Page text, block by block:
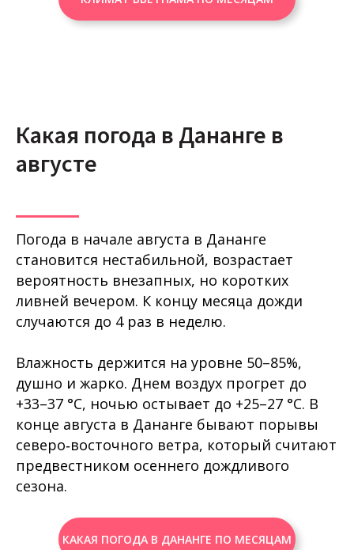
Какая погода в Дананге в
августе
Погода в начале августа в Дананге
становится нестабильной, возрастает
вероятность внезапных, но коротких
ливней вечером. К концу месяца дожди
случаются до 4 раз в неделю.
Влажность держится на уровне 50–85%,
душно и жарко. Днем воздух прогрет до
+33–37 °C, ночью остывает до +25–27 °C. В
конце августа в Дананге бывают порывы
северо‑восточного ветра, который считают
предвестником осеннего дождливого
сезона.
КАКАЯ ПОГОДА В ДАНАНГЕ ПО МЕСЯЦАМ